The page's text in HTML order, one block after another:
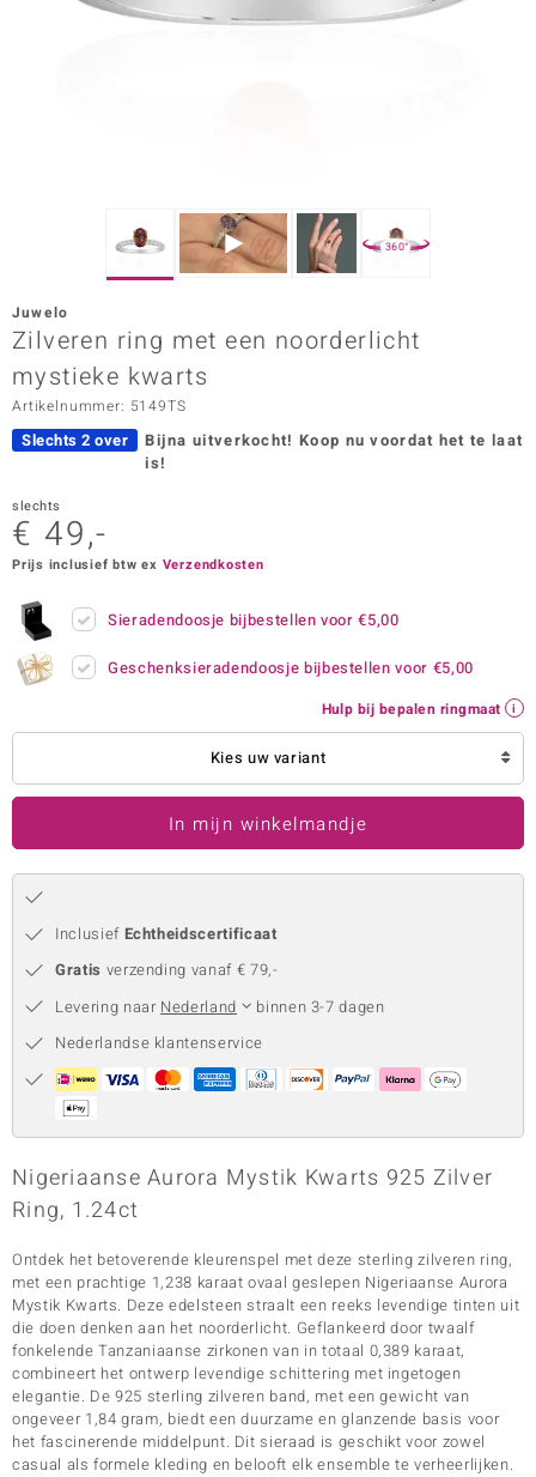
Vogue
360°
Juwelo
Zilveren ring met een noorderlicht
mystieke kwarts
Artikelnummer: 5149TS
Slechts 2 over Bijna uitverkocht! Koop nu voordat het te laat
is!
slechts
€ 49,-
Prijs inclusief btw ex Verzendkosten
Sieradendoosje bijbestellen voor€5,00
Geschenksieradendoosje bijbestellen voor €5,00
Hulp bij bepalen ringmaat
Kies uw variant
In mijn winkelmandje
Inclusief Echtheidscertificaat
Gratis verzending vanaf € 79,-
Levering naar Nederland
binnen 3-7 dagen
Nederlandse klantenservice
Nigeriaanse Aurora Mystik Kwarts 925 Zilver
Ring, 1.24ct
Ontdek het betoverende kleurenspel met deze sterling zilveren ring,
met een prachtige 1,238 karaat ovaal geslepen Nigeriaanse Aurora
Mystik Kwarts. Deze edelsteen straalt een reeks levendige tinten uit
die doen denken aan het noorderlicht. Geflankeerd door twaalf
fonkelende Tanzaniaanse zirkonen van in totaal 0,389 karaat,
combineert het ontwerp levendige schittering met ingetogen
elegantie. De 925 sterling zilveren band, met een gewicht van
ongeveer 1,84 gram, biedt een duurzame en glanzende basis voor
het fascinerende middelpunt. Dit sieraad is geschikt voor zowel
casual als formele kleding en belooft elk ensemble te verheerlijken.